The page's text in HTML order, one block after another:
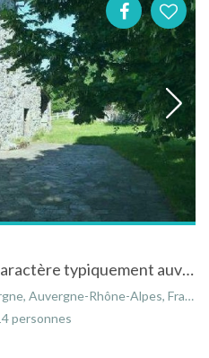
Maison de campagne de caractère typiquement auvergnate en pierres apparantes
Auvergne-Rhône-Alpes, France
personnes